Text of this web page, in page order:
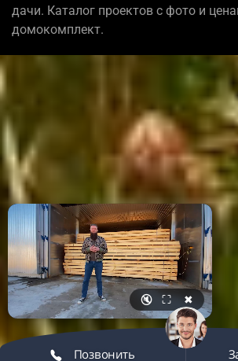
дачи. Каталог проектов с фото и
домокомплект.
🔇 ⛶ ✖
Позвонить